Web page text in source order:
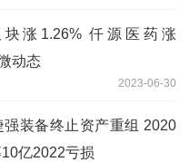
涨1.26% 仟源医药涨
动态
2023-06-30
强装备终止资产重组 2020
10亿2022亏损